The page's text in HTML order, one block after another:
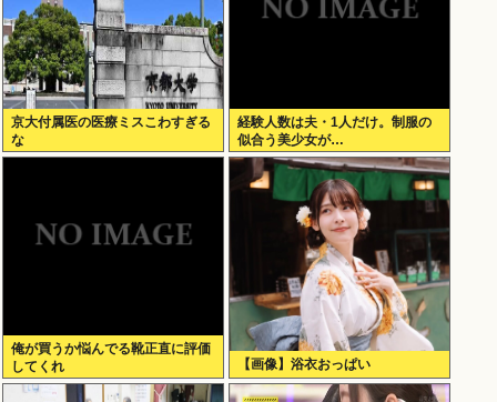
京大付属医の医療ミスこわすぎる
な
経験人数は夫・1人だけ。制服の
似合う美少女が…
俺が買うか悩んでる靴正直に評価
してくれ
【画像】浴衣おっぱい